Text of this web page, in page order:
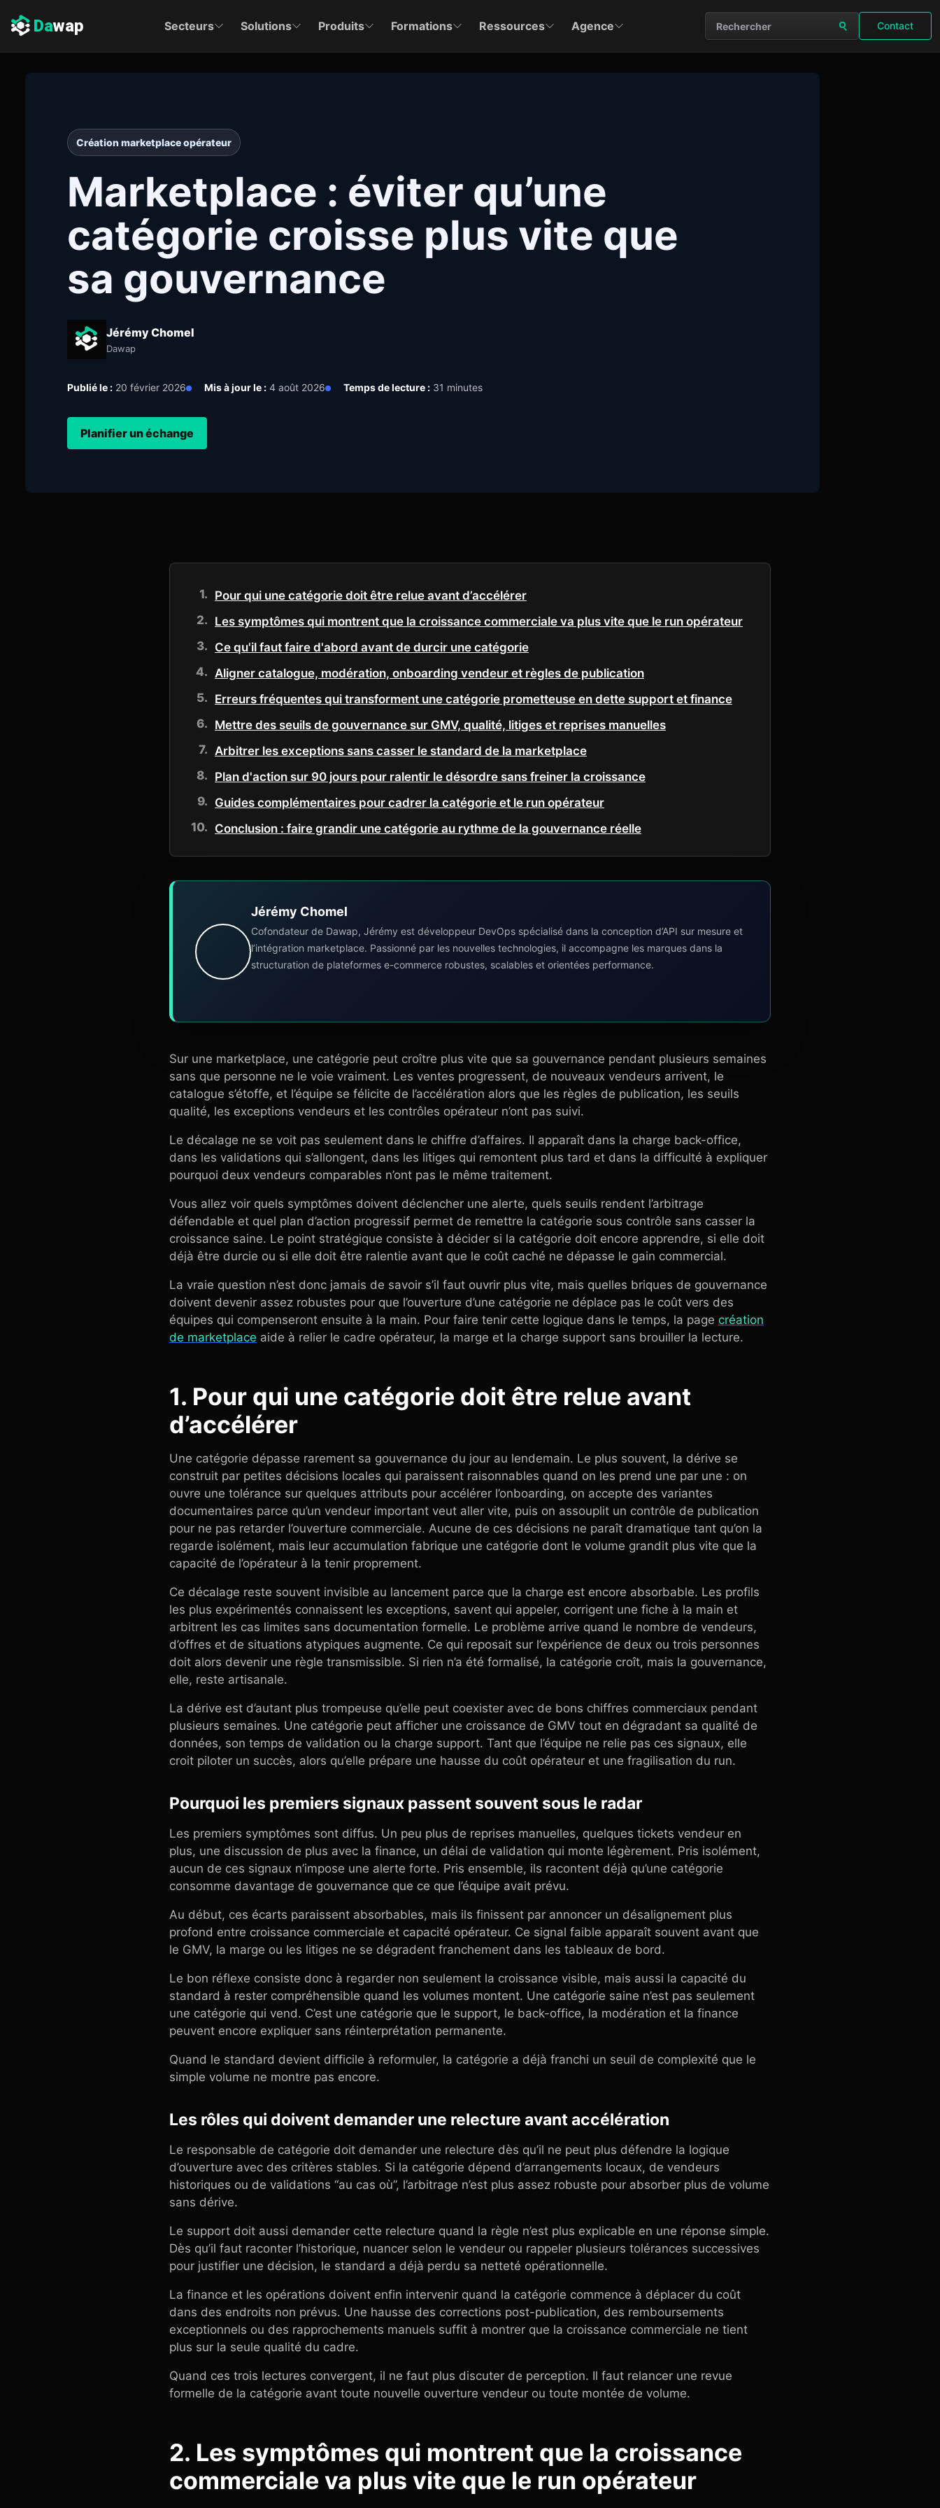
Dawap Secteurs Solutions Produits Formations Ressources Agence
Rechercher sur le site
Contact
Création marketplace opérateur
Marketplace : éviter qu’une
catégorie croisse plus vite que
sa gouvernance
Jérémy Chomel
Dawap
Publié le : 20 février 2026 Mis à jour le : 4 août 2026 Temps de lecture : 31 minutes
Planifier un échange
Pour qui une catégorie doit être relue avant d’accélérer
Les symptômes qui montrent que la croissance commerciale va plus vite que le run opérateur
Ce qu'il faut faire d'abord avant de durcir une catégorie
Aligner catalogue, modération, onboarding vendeur et règles de publication
Erreurs fréquentes qui transforment une catégorie prometteuse en dette support et finance
Mettre des seuils de gouvernance sur GMV, qualité, litiges et reprises manuelles
Arbitrer les exceptions sans casser le standard de la marketplace
Plan d'action sur 90 jours pour ralentir le désordre sans freiner la croissance
Guides complémentaires pour cadrer la catégorie et le run opérateur
Conclusion : faire grandir une catégorie au rythme de la gouvernance réelle
Jérémy Chomel
Cofondateur de Dawap, Jérémy est développeur DevOps spécialisé dans la conception d’API sur mesure et
l’intégration marketplace. Passionné par les nouvelles technologies, il accompagne les marques dans la
structuration de plateformes e-commerce robustes, scalables et orientées performance.
Sur une marketplace, une catégorie peut croître plus vite que sa gouvernance pendant plusieurs semaines
sans que personne ne le voie vraiment. Les ventes progressent, de nouveaux vendeurs arrivent, le
catalogue s’étoffe, et l’équipe se félicite de l’accélération alors que les règles de publication, les seuils
qualité, les exceptions vendeurs et les contrôles opérateur n’ont pas suivi.
Le décalage ne se voit pas seulement dans le chiffre d’affaires. Il apparaît dans la charge back-office,
dans les validations qui s’allongent, dans les litiges qui remontent plus tard et dans la difficulté à expliquer
pourquoi deux vendeurs comparables n’ont pas le même traitement.
Vous allez voir quels symptômes doivent déclencher une alerte, quels seuils rendent l’arbitrage
défendable et quel plan d’action progressif permet de remettre la catégorie sous contrôle sans casser la
croissance saine. Le point stratégique consiste à décider si la catégorie doit encore apprendre, si elle doit
déjà être durcie ou si elle doit être ralentie avant que le coût caché ne dépasse le gain commercial.
La vraie question n’est donc jamais de savoir s’il faut ouvrir plus vite, mais quelles briques de gouvernance
doivent devenir assez robustes pour que l’ouverture d’une catégorie ne déplace pas le coût vers des
équipes qui compenseront ensuite à la main. Pour faire tenir cette logique dans le temps, la page création
de marketplace aide à relier le cadre opérateur, la marge et la charge support sans brouiller la lecture.
1. Pour qui une catégorie doit être relue avant
d’accélérer
Une catégorie dépasse rarement sa gouvernance du jour au lendemain. Le plus souvent, la dérive se
construit par petites décisions locales qui paraissent raisonnables quand on les prend une par une : on
ouvre une tolérance sur quelques attributs pour accélérer l’onboarding, on accepte des variantes
documentaires parce qu’un vendeur important veut aller vite, puis on assouplit un contrôle de publication
pour ne pas retarder l’ouverture commerciale. Aucune de ces décisions ne paraît dramatique tant qu’on la
regarde isolément, mais leur accumulation fabrique une catégorie dont le volume grandit plus vite que la
capacité de l’opérateur à la tenir proprement.
Ce décalage reste souvent invisible au lancement parce que la charge est encore absorbable. Les profils
les plus expérimentés connaissent les exceptions, savent qui appeler, corrigent une fiche à la main et
arbitrent les cas limites sans documentation formelle. Le problème arrive quand le nombre de vendeurs,
d’offres et de situations atypiques augmente. Ce qui reposait sur l’expérience de deux ou trois personnes
doit alors devenir une règle transmissible. Si rien n’a été formalisé, la catégorie croît, mais la gouvernance,
elle, reste artisanale.
La dérive est d’autant plus trompeuse qu’elle peut coexister avec de bons chiffres commerciaux pendant
plusieurs semaines. Une catégorie peut afficher une croissance de GMV tout en dégradant sa qualité de
données, son temps de validation ou la charge support. Tant que l’équipe ne relie pas ces signaux, elle
croit piloter un succès, alors qu’elle prépare une hausse du coût opérateur et une fragilisation du run.
Pourquoi les premiers signaux passent souvent sous le radar
Les premiers symptômes sont diffus. Un peu plus de reprises manuelles, quelques tickets vendeur en
plus, une discussion de plus avec la finance, un délai de validation qui monte légèrement. Pris isolément,
aucun de ces signaux n’impose une alerte forte. Pris ensemble, ils racontent déjà qu’une catégorie
consomme davantage de gouvernance que ce que l’équipe avait prévu.
Au début, ces écarts paraissent absorbables, mais ils finissent par annoncer un désalignement plus
profond entre croissance commerciale et capacité opérateur. Ce signal faible apparaît souvent avant que
le GMV, la marge ou les litiges ne se dégradent franchement dans les tableaux de bord.
Le bon réflexe consiste donc à regarder non seulement la croissance visible, mais aussi la capacité du
standard à rester compréhensible quand les volumes montent. Une catégorie saine n’est pas seulement
une catégorie qui vend. C’est une catégorie que le support, le back-office, la modération et la finance
peuvent encore expliquer sans réinterprétation permanente.
Quand le standard devient difficile à reformuler, la catégorie a déjà franchi un seuil de complexité que le
simple volume ne montre pas encore.
Les rôles qui doivent demander une relecture avant accélération
Le responsable de catégorie doit demander une relecture dès qu’il ne peut plus défendre la logique
d’ouverture avec des critères stables. Si la catégorie dépend d’arrangements locaux, de vendeurs
historiques ou de validations “au cas où”, l’arbitrage n’est plus assez robuste pour absorber plus de volume
sans dérive.
Le support doit aussi demander cette relecture quand la règle n’est plus explicable en une réponse simple.
Dès qu’il faut raconter l’historique, nuancer selon le vendeur ou rappeler plusieurs tolérances successives
pour justifier une décision, le standard a déjà perdu sa netteté opérationnelle.
La finance et les opérations doivent enfin intervenir quand la catégorie commence à déplacer du coût
dans des endroits non prévus. Une hausse des corrections post-publication, des remboursements
exceptionnels ou des rapprochements manuels suffit à montrer que la croissance commerciale ne tient
plus sur la seule qualité du cadre.
Quand ces trois lectures convergent, il ne faut plus discuter de perception. Il faut relancer une revue
formelle de la catégorie avant toute nouvelle ouverture vendeur ou toute montée de volume.
2. Les symptômes qui montrent que la croissance
commerciale va plus vite que le run opérateur